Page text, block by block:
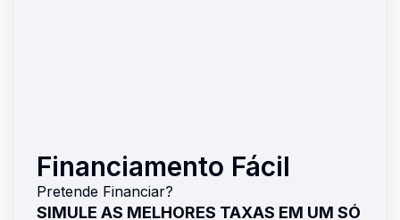
Financiamento Fácil
Pretende Financiar?
SIMULE AS MELHORES TAXAS EM UM SÓ